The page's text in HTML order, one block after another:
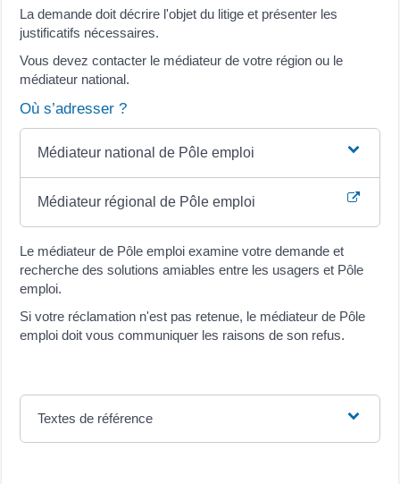
La demande doit décrire l'objet du litige et présenter les
justificatifs nécessaires.
Vous devez contacter le médiateur de votre région ou le
médiateur national.
Où s’adresser ?
Médiateur national de Pôle emploi
Médiateur régional de Pôle emploi
Le médiateur de Pôle emploi examine votre demande et
recherche des solutions amiables entre les usagers et Pôle
emploi.
Si votre réclamation n'est pas retenue, le médiateur de Pôle
emploi doit vous communiquer les raisons de son refus.
Textes de référence